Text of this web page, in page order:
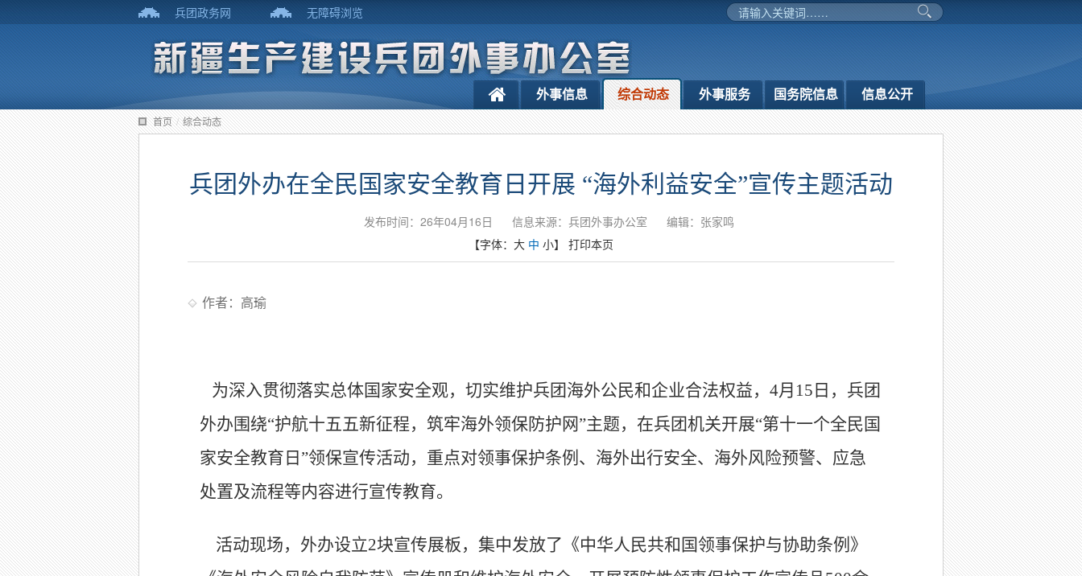
兵团政务网 无障碍浏览
外事信息 综合动态 外事服务 国务院信息 信息公开
首页 / 综合动态
兵团外办在全民国家安全教育日开展 “海外利益安全”宣传主题活动
发布时间：26年04月16日 信息来源：兵团外事办公室
编辑：张家鸣
【字体： 大 中 小】 打印本页
作者：高瑜
为深入贯彻落实总体国家安全观，切实维护兵团海外公民和企业合法权益，4月15日，兵团
外办围绕“护航十五五新征程，筑牢海外领保防护网”主题，在兵团机关开展“第十一个全民国
家安全教育日”领保宣传活动，重点对领事保护条例、海外出行安全、海外风险预警、 应急
处置及流程等内容进行宣传教育。
活动现场，外办设立2块宣传展板，集中发放了《中华人民共和国领事保护与协助条例》